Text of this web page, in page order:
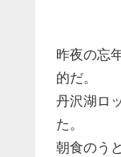
昨夜の忘
的だ。
丹沢湖ロ
た。
朝食のう